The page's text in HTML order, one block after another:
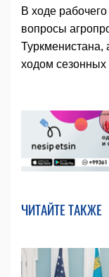
В ходе
вопросы
Туркменистана,
ходом сезонных
ЧИТАЙТЕ ТАКЖЕ